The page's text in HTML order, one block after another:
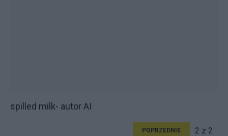
spilled milk- autor AI
POPRZEDNIE 2 z 2